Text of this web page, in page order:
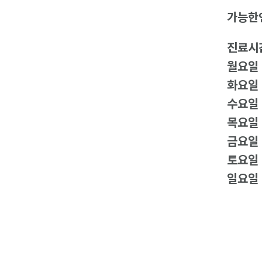
가능한
진료시
월요일
화요일
수요일
목요일
금요일
토요일
일요일